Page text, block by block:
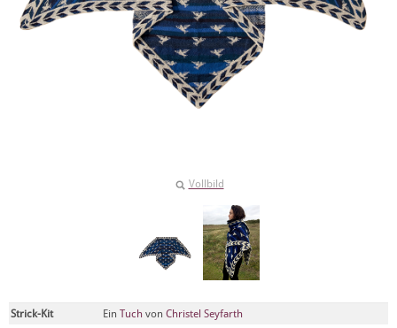
Vollbild
Strick-Kit Ein Tuch von Christel Seyfarth